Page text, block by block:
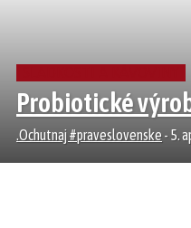
Probiotické
.Ochutnaj #praveslovenske-5.